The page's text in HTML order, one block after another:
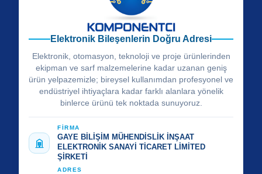
Elektronik Bileşenlerin Doğru Adresi
Elektronik, otomasyon, teknoloji ve proje ürünlerinden
ekipman ve sarf malzemelerine kadar uzanan geniş
ürün yelpazemizle; bireysel kullanımdan profesyonel ve
endüstriyel ihtiyaçlara kadar farklı alanlara yönelik
binlerce ürünü tek noktada sunuyoruz.
FİRMA
GAYE BİLİŞİM MÜHENDİSLİK İNŞAAT
ELEKTRONİK SANAYİ TİCARET LİMİTED
ŞİRKETİ
ADRES